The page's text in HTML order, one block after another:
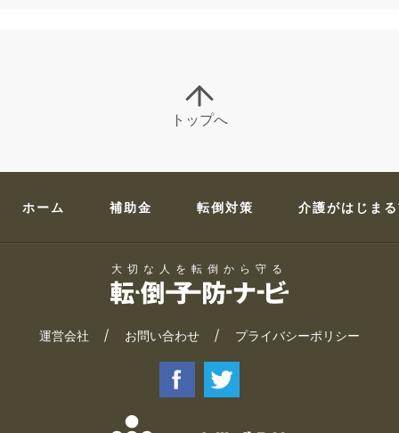
トップへ
ホーム 補助金 転倒対策 介護がはじま
大切な人を転倒から守る
運営会社 お問い合わせ プライバシーポリシー